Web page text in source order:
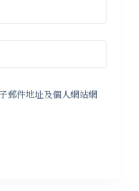
郵件地址及個人網站網